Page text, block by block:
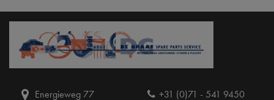
Energieweg 77 +31 (0)71 - 541 9450